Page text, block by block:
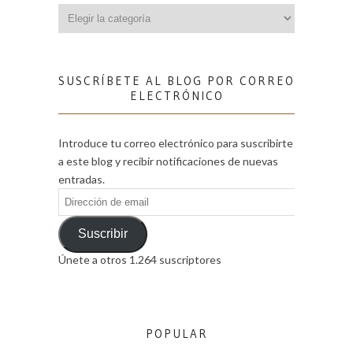
SUSCRÍBETE AL BLOG POR CORREO
ELECTRÓNICO
Introduce tu correo electrónico para suscribirte
a este blog y recibir notificaciones de nuevas
entradas.
Dirección
de
emailSuscribir
Únete a otros 1.264 suscriptores
POPULAR